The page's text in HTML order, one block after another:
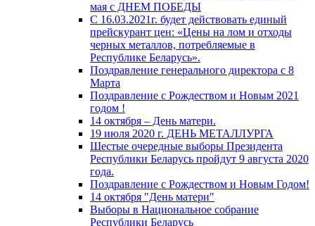
мая с ДНЕМ ПОБЕДЫ
С 16.03.2021г. будет действовать единый
прейскурант цен: «Цены на лом и отходы
черных металлов, потребляемые в
Республике Беларусь».
Поздравление генерального директора с 8
Марта
Поздравление с Рождеством и Новым 2021
годом !
14 октября – День матери.
19 июля 2020 г. ДЕНЬ МЕТАЛЛУРГА
Шестые очередные выборы Президента
Республики Беларусь пройдут 9 августа 2020
года.
Поздравление с Рождеством и Новым Годом!
14 октября "День матери"
Выборы в Национальное собрание
Республики Беларусь